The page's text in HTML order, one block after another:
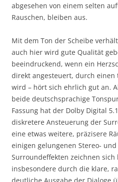
abgesehen von einem selten
Rauschen, bleiben aus.
Mit dem Ton der Scheibe
auch hier wird gute Qualität
beeindruckend, wenn ein
direkt angesteuert, durch
wird – hört sich ehrlich gut an.
beide deutschsprachige
Fassung hat der Dolby Digital
diskretere Ansteuerung der
eine etwas weitere, präzisere
einigen gelungenen Stereo-
Surroundeffekten zeichnen sich
insbesondere durch die klare,